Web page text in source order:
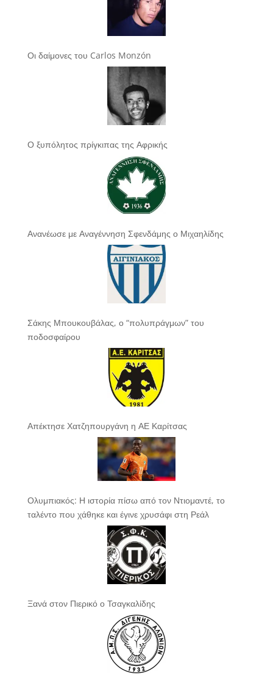
Οι δαίμονες του Carlos Monzón
Ο ξυπόλητος πρίγκιπας της Αφρικής
Ανανέωσε με Αναγέννηση Σφενδάμης ο Μιχαηλίδης
Σάκης Μπουκουβάλας, ο “πολυπράγμων” του
ποδοσφαίρου
Απέκτησε Χατζηπουργάνη η ΑΕ Καρίτσας
Ολυμπιακός: Η ιστορία πίσω από τον Ντιομαντέ, το
ταλέντο που χάθηκε και έγινε χρυσάφι στη Ρεάλ
Ξανά στον Πιερικό ο Τσαγκαλίδης